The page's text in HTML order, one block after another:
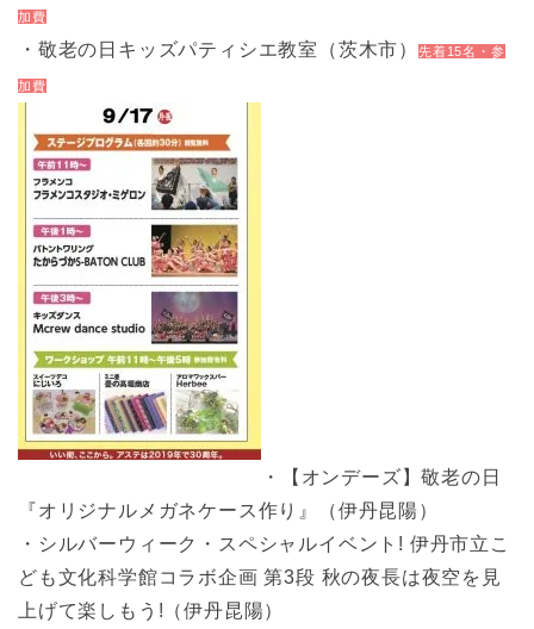
加費
・敬老の日キッズパティシエ教室（茨木市） 先着15名・参
加費
・【オンデーズ】敬老の日
『オリジナルメガネケース作り』（伊丹昆陽）
・シルバーウィーク・スペシャルイベント! 伊丹市立こ
ども文化科学館コラボ企画 第3段 秋の夜長は夜空を見
上げて楽しもう!（伊丹昆陽）